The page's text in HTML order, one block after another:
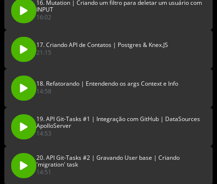
16. Mutation | Criando um filtro para deletar um usuário com
INPUT
16:02
17. Criando API de Contatos | Postgres & Knex.JS
21:15
18. Refatorando | Entendendo os args Context e Info
14:58
19. API Git-Tasks #1 | Integração com GitHub | DataSources
ApolloServer
14:53
20. API Git-Tasks #2 | Gravando User base | Criando
'migration' task
14:51